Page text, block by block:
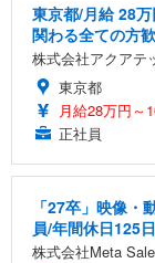
東京都/月給 28
関わる全ての方
株式会社アクアテ
東京都
月給28万円～
正社員
「27卒」映像
員/年間休日125
株式会社Meta